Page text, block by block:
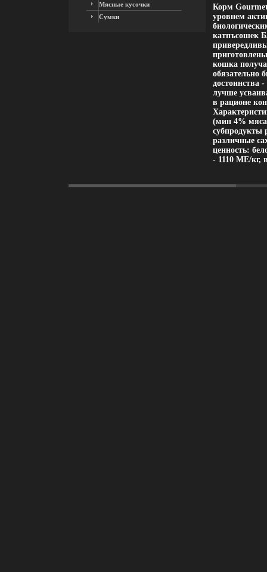
Мясные кусочки
Сумки
Корм
уровнем
катпъсошек
кошка
обязательно
достоинства
лучше
в рационе
(мин 4% мяса
субпродукты
различные
ценность:
- 1110 МЕ/кг,